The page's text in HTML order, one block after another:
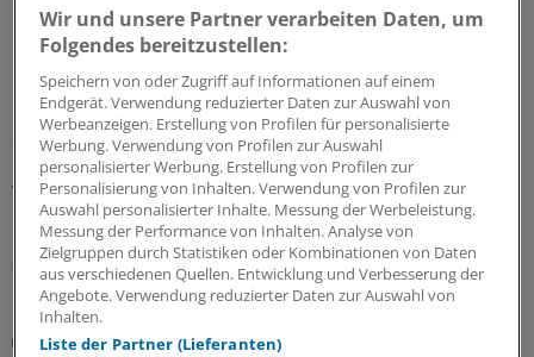
Hauptstadtkongress
Umsetzung der Krankenhausreform: Länder
praktizieren die föderale Vielfalt
Hessen drückt auf die Tube, Niedersachsen schaut aus
der ersten Reihe zu und Berlin wartet auf Brandenburg:
Beim Hauptstadtkongress wurden unterschiedliche
Transformationspfade in eine neue
Krankenhausstruktur debattiert.
30.06.2026
Hauptstadtkongress
Wir und unsere Partner verarbeiten Daten, um
Folgendes bereitzustellen:
Speichern von oder Zugriff auf Informationen auf einem
Endgerät. Verwendung reduzierter Daten zur Auswahl von
Werbeanzeigen. Erstellung von Profilen für personalisierte
Werbung. Verwendung von Profilen zur Auswahl
personalisierter Werbung. Erstellung von Profilen zur
Personalisierung von Inhalten. Verwendung von Profilen zur
Auswahl personalisierter Inhalte. Messung der Werbeleistung.
Messung der Performance von Inhalten. Analyse von
Zielgruppen durch Statistiken oder Kombinationen von Daten
aus verschiedenen Quellen. Entwicklung und Verbesserung der
Angebote. Verwendung reduzierter Daten zur Auswahl von
Inhalten.
Liste der Partner (Lieferanten)